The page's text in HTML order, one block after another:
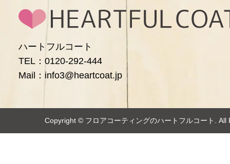
ハートフルコート
TEL：0120-292-444
Mail：info3@heartcoat.jp
Copyright ©️ フロアコーティングのハートフルコート . All